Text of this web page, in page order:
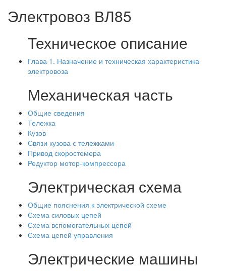
Электровоз ВЛ85
Техническое описание
Глава 1. Назначение и техническая характеристика
электровоза
Механическая часть
Общие сведения
Тележка
Кузов
Связи кузова с тележками
Привод скоростемера
Редуктор мотор-компрессора
Электрическая схема
Общие пояснения к электрической схеме
Схема силовых цепей
Схема вспомогательных цепей
Схема цепей управления
Электрические машины